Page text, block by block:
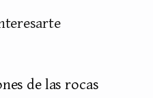
de las rocas